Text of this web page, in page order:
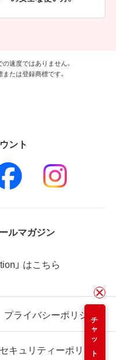
チャット
速度ではありません。
たは登録商標です。
ント
ルマガジン
」 はこちら
プライバシーポリシー
セキュリティーポリシー